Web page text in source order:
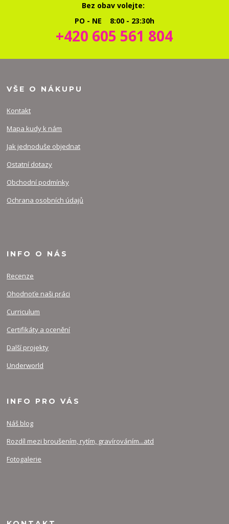
Bez obav volejte:
PO - NE 8:00 - 23:30h
+420 605 561 804
VŠE O NÁKUPU
Kontakt
Mapa kudy k nám
Jak jednoduše objednat
Ostatní dotazy
Obchodní podmínky
Ochrana osobních údajů
INFO O NÁS
Recenze
Ohodnoťe naši práci
Curriculum
Certifikáty a ocenění
Další projekty
Underworld
INFO PRO VÁS
Náš blog
Rozdíl mezi broušením, rytím, gravírováním...atd
Fotogalerie